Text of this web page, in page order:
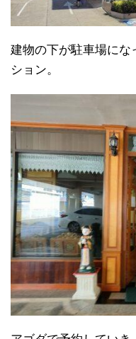
建物の下が駐車場に
ション。